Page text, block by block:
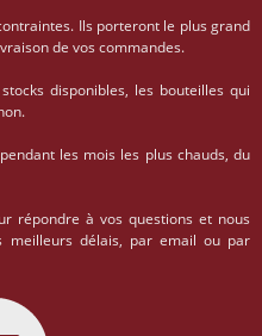
Ils porteront le plus grand
de vos commandes.
disponibles, les bouteilles qui
les mois les plus chauds, du
répondre à vos questions et nous
meilleurs délais, par email ou par